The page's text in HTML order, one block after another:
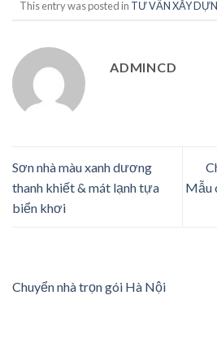
This entry was posted in TƯ VẤN XÂY
ADMINCD
Sơn nhà màu xanh dương
thanh khiết & mát lạnh tựa
biển khơi
Mẫu
Chuyển nhà trọn gói Hà Nội